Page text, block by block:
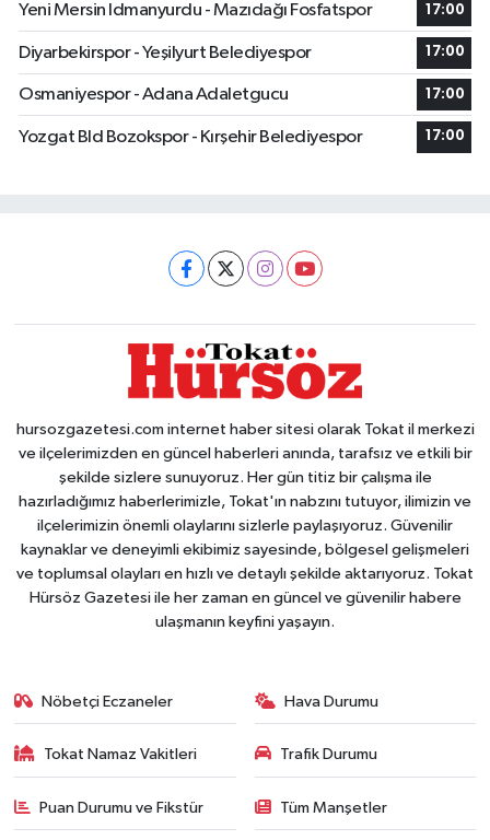
Yeni Mersin Idmanyurdu - Mazıdağı Fosfatspor 17:00
Diyarbekirspor - Yeşilyurt Belediyespor 17:00
Osmaniyespor - Adana Adaletgucu 17:00
Yozgat Bld Bozokspor - Kırşehir Belediyespor 17:00
hursozgazetesi.com internet haber sitesi olarak Tokat il merkezi
ve ilçelerimizden en güncel haberleri anında, tarafsız ve etkili bir
şekilde sizlere sunuyoruz. Her gün titiz bir çalışma ile
hazırladığımız haberlerimizle, Tokat'ın nabzını tutuyor, ilimizin ve
ilçelerimizin önemli olaylarını sizlerle paylaşıyoruz. Güvenilir
kaynaklar ve deneyimli ekibimiz sayesinde, bölgesel gelişmeleri
ve toplumsal olayları en hızlı ve detaylı şekilde aktarıyoruz. Tokat
Hürsöz Gazetesi ile her zaman en güncel ve güvenilir habere
ulaşmanın keyfini yaşayın.
Nöbetçi Eczaneler Hava Durumu
Tokat Namaz Vakitleri Trafik Durumu
Puan Durumu ve Fikstür Tüm Manşetler